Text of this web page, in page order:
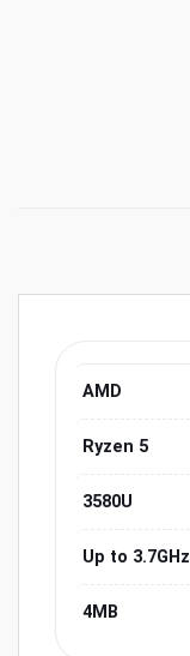
AMD
Ryzen 5
3580U
Up to 3.7GHz
4MB